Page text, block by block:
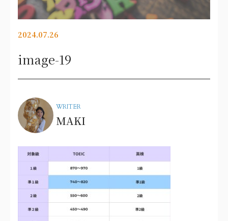
2024.07.26
image-19
WRITER
MAKI